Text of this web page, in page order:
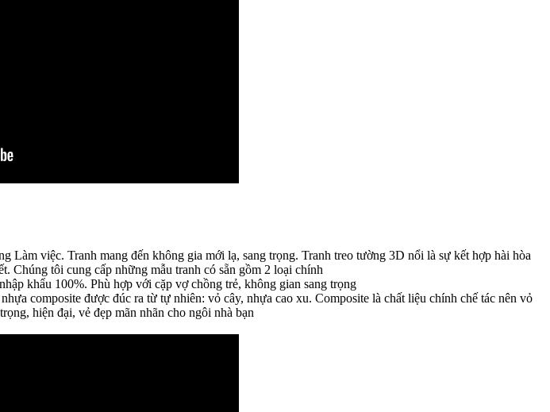
việc. Tranh mang đến không gia mới lạ, sang trọng. Tranh treo tường 3D nổi là sự kết hợp hài hòa
Chúng tôi cung cấp những mẫu tranh có sẵn gồm 2 loại chính
khẩu 100%. Phù hợp với cặp vợ chồng trẻ, không gian sang trọng
composite được đúc ra từ tự nhiên: vỏ cây, nhựa cao xu. Composite là chất liệu chính chế tác nên vỏ
hiện đại, vẻ đẹp mãn nhãn cho ngôi nhà bạn